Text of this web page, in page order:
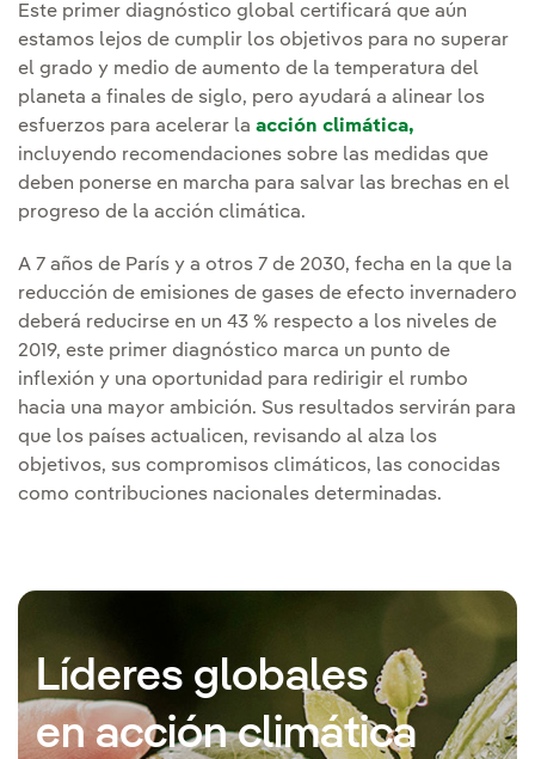
Este primer diagnóstico global certificará que aún
estamos lejos de cumplir los objetivos para no superar
el grado y medio de aumento de la temperatura del
planeta a finales de siglo, pero ayudará a alinear los
esfuerzos para acelerar la acción climática,
incluyendo recomendaciones sobre las medidas que
deben ponerse en marcha para salvar las brechas en el
progreso de la acción climática.
A 7 años de París y a otros 7 de 2030, fecha en la que la
reducción de emisiones de gases de efecto invernadero
deberá reducirse en un 43 % respecto a los niveles de
2019, este primer diagnóstico marca un punto de
inflexión y una oportunidad para redirigir el rumbo
hacia una mayor ambición. Sus resultados servirán para
que los países actualicen, revisando al alza los
objetivos, sus compromisos climáticos, las conocidas
como contribuciones nacionales determinadas.
Líderes globales
en acción climática